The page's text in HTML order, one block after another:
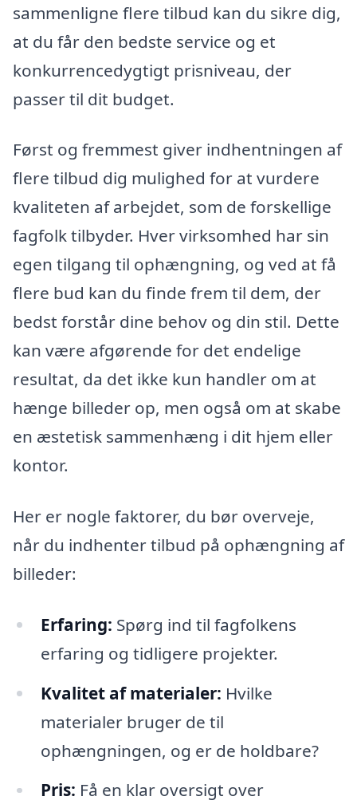
sammenligne flere tilbud kan du sikre dig,
at du får den bedste service og et
konkurrencedygtigt prisniveau, der
passer til dit budget.
Først og fremmest giver indhentningen af
flere tilbud dig mulighed for at vurdere
kvaliteten af arbejdet, som de forskellige
fagfolk tilbyder. Hver virksomhed har sin
egen tilgang til ophængning, og ved at få
flere bud kan du finde frem til dem, der
bedst forstår dine behov og din stil. Dette
kan være afgørende for det endelige
resultat, da det ikke kun handler om at
hænge billeder op, men også om at skabe
en æstetisk sammenhæng i dit hjem eller
kontor.
Her er nogle faktorer, du bør overveje,
når du indhenter tilbud på ophængning af
billeder:
Erfaring: Spørg ind til fagfolkens
erfaring og tidligere projekter.
Kvalitet af materialer: Hvilke
materialer bruger de til
ophængningen, og er de holdbare?
Pris: Få en klar oversigt over